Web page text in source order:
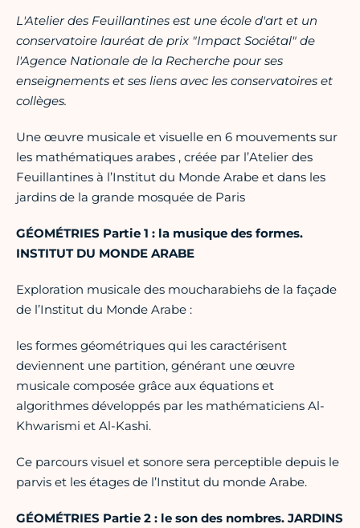
L'Atelier des Feuillantines est une école d'art et un
conservatoire lauréat de prix "Impact Sociétal" de
l'Agence Nationale de la Recherche pour ses
enseignements et ses liens avec les conservatoires et
collèges.
Une œuvre musicale et visuelle en 6 mouvements sur
les mathématiques arabes , créée par l’Atelier des
Feuillantines à l’Institut du Monde Arabe et dans les
jardins de la grande mosquée de Paris
GÉOMÉTRIES Partie 1 : la musique des formes.
INSTITUT DU MONDE ARABE
Exploration musicale des moucharabiehs de la façade
de l’Institut du Monde Arabe :
les formes géométriques qui les caractérisent
deviennent une partition, générant une œuvre
musicale composée grâce aux équations et
algorithmes développés par les mathématiciens Al-
Khwarismi et Al-Kashi.
Ce parcours visuel et sonore sera perceptible depuis le
parvis et les étages de l’Institut du monde Arabe.
GÉOMÉTRIES Partie 2 : le son des nombres. JARDINS